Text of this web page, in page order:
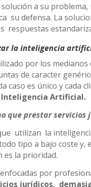
a su
su defensa. La
respuestas
la inteligencia
por los
de caracter
caso es único y cada
Inteligencia Artificial.
que prestar servicios
utilizan la
tipo a bajo coste y,
es la prioridad.
por
jurídicos,